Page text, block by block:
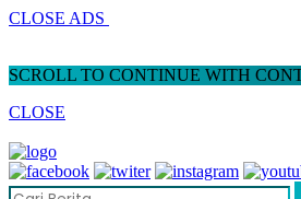
CLOSE ADS
SCROLL TO CONTINUE WITH
CLOSE